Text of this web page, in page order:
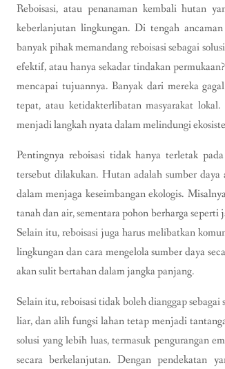
Reboisasi, atau penanaman kembali hutan
keberlanjutan lingkungan. Di tengah
banyak pihak memandang reboisasi sebagai
efektif, atau hanya sekadar tindakan
mencapai tujuannya. Banyak dari mereka
tepat, atau ketidakterlibatan masyarakat
menjadi langkah nyata dalam melindungi
Pentingnya reboisasi tidak hanya terletak
tersebut dilakukan. Hutan adalah sumber
dalam menjaga keseimbangan ekologis.
tanah dan air, sementara pohon berharga
Selain itu, reboisasi juga harus melibatkan
lingkungan dan cara mengelola sumber daya
akan sulit bertahan dalam jangka panjang.
Selain itu, reboisasi tidak boleh dianggap
liar, dan alih fungsi lahan tetap menjadi
solusi yang lebih luas, termasuk pengurangan
secara berkelanjutan. Dengan pendekatan